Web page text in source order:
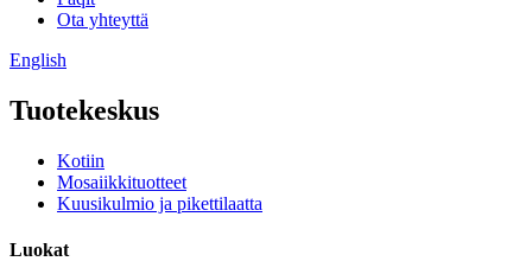
Ota yhteyttä
English
Tuotekeskus
Kotiin
Mosaiikkituotteet
Kuusikulmio ja pikettilaatta
Luokat